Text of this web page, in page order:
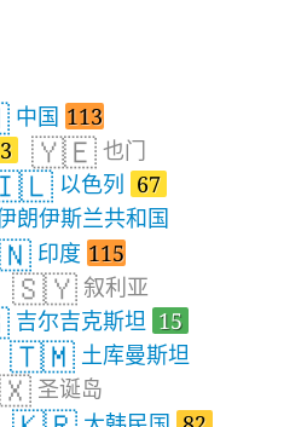
中国 113
🇾🇪 也门
以色列 67
朗伊斯兰共和国
印度 115
🇸🇾 叙利亚
吉尔吉克斯坦 15
🇹🇲 土库曼斯坦
圣诞岛